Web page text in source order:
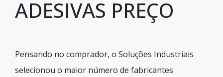
ADESIVAS PREÇO
Pensando no comprador, o Soluções Industriais
selecionou o maior número de fabricantes